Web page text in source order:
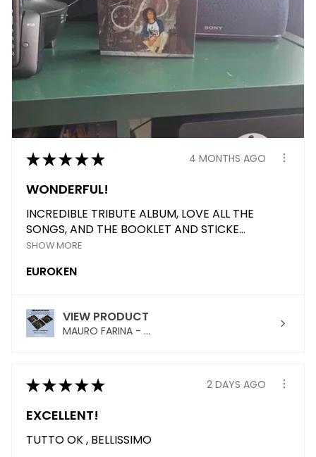
★★★★★ 4 MONTHS AGO
WONDERFUL!
INCREDIBLE TRIBUTE ALBUM, LOVE ALL THE
SONGS, AND THE BOOKLET AND STICKE...
SHOW MORE
EUROKEN
VIEW PRODUCT
MAURO FARINA - ...
★★★★★ 2 DAYS AGO
EXCELLENT!
TUTTO OK , BELLISSIMO